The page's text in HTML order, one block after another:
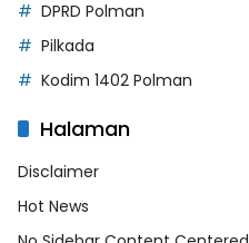
DPRD Polman
Pilkada
Kodim 1402 Polman
Halaman
Disclaimer
Hot News